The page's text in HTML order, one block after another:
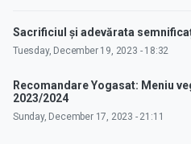
Sacrificiul și adevărata
Tuesday, December 19, 2023 - 18:32
Recomandare Yogasat: Meniu
2023/2024
Sunday, December 17, 2023 - 21:11